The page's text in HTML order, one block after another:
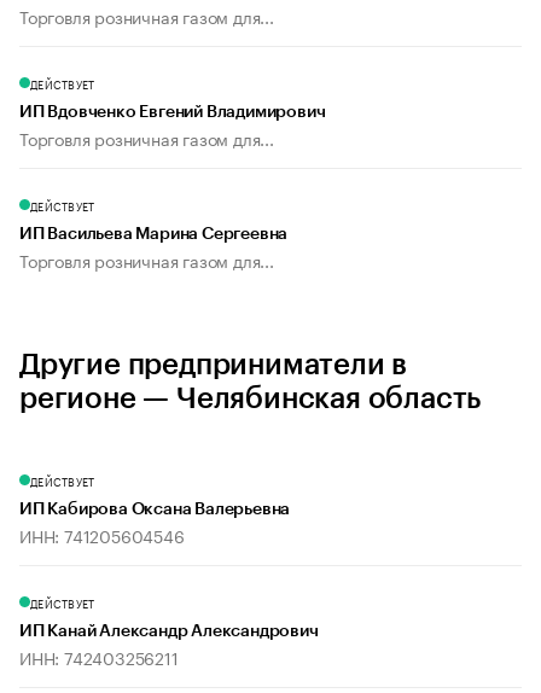
Торговля розничная газом для...
ДЕЙСТВУЕТ
ИП Вдовченко Евгений Владимирович
Торговля розничная газом для...
ДЕЙСТВУЕТ
ИП Васильева Марина Сергеевна
Торговля розничная газом для...
Другие предприниматели в
регионе — Челябинская область
ДЕЙСТВУЕТ
ИП Кабирова Оксана Валерьевна
ИНН: 741205604546
ДЕЙСТВУЕТ
ИП Канай Александр Александрович
ИНН: 742403256211